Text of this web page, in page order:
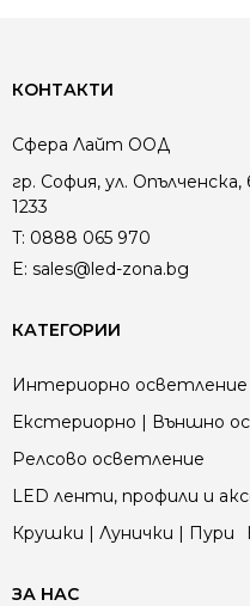
КОНТАКТИ
Сфера Лайт ООД
гр. София, ул.
1233
T: 0888 065 970
E: sales@led-zona.bg
КАТЕГОРИИ
Интериорно осветление
Екстериорно | Външно
Релсово осветление
LED ленти, профили и
Крушки | Лунички | Пури
ЗА НАС